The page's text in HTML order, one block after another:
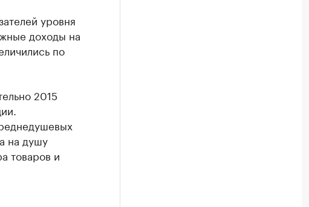
уровня
доходы на
по
2015
на душу
товаров и